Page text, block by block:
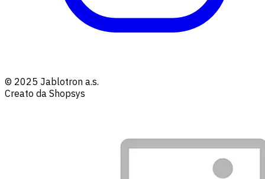
© 2025 Jablotron a.s.
Creato da Shopsys